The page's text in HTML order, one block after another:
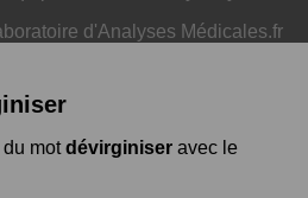
d'Analyses Médicales.fr
motdévirginiser avec le